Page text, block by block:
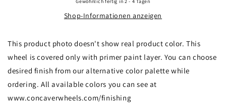
Shop-Informationen anzeigen
This product photo doesn't show real product color. This
wheel is covered only with primer paint layer. You can choose
desired finish from our alternative color palette while
ordering. All available colors you can see at
www.concaverwheels.com/finishing